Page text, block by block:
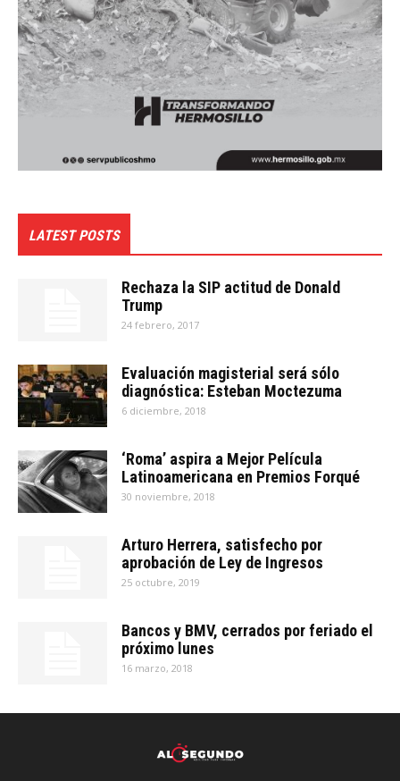
LATEST POSTS
Rechaza la SIP actitud de Donald
Trump
24 febrero, 2017
Evaluación magisterial será sólo
diagnóstica: Esteban Moctezuma
6 diciembre, 2018
‘Roma’ aspira a Mejor Película
Latinoamericana en Premios Forqué
30 noviembre, 2018
Arturo Herrera, satisfecho por
aprobación de Ley de Ingresos
25 octubre, 2019
Bancos y BMV, cerrados por feriado el
próximo lunes
16 marzo, 2018